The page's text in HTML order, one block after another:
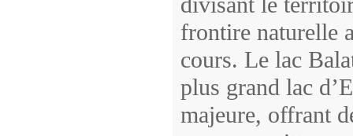
frontire naturelle
cours. Le lac
plus grand lac
majeure, offrant